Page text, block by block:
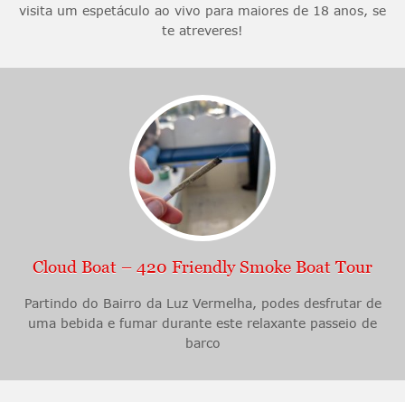
visita um espetáculo ao vivo para maiores de 18 anos, se
te atreveres!
Cloud Boat – 420 Friendly Smoke Boat Tour
Partindo do Bairro da Luz Vermelha, podes desfrutar de
uma bebida e fumar durante este relaxante passeio de
barco